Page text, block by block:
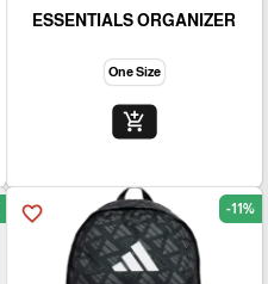
ESSENTIALS ORGANIZER
One Size
add_shopping_cart
favorite_border -11%